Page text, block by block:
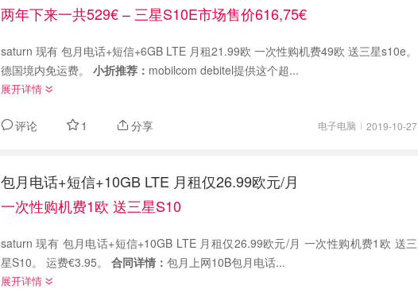
两年下来一共529€ – 三星S10E市场售价616,75€
saturn 现有 包月电话+短信+6GB LTE 月租21.99欧 一次性购机费49欧 送三星s10e。
德国境内免运费。 小折推荐： mobilcom debitel提供这个超...
展开详情
评论 1 分享 电子电脑 2019-10-27
包月电话+短信+10GB LTE 月租仅26.99欧元/月
一次性购机费1欧 送三星S10
saturn 现有 包月电话+短信+10GB LTE 月租仅26.99欧元/月 一次性购机费1欧 送三
星S10。 运费€3.95。 合同详情： 包月上网10B包月电话...
展开详情